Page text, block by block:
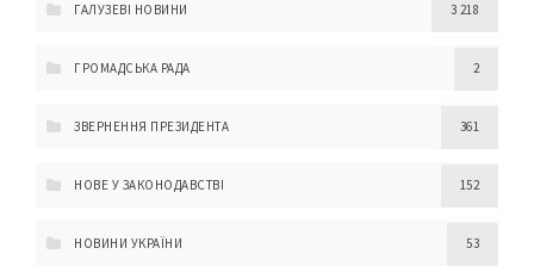
ГАЛУЗЕВІ НОВИНИ 3 218
ГРОМАДСЬКА РАДА 2
ЗВЕРНЕННЯ ПРЕЗИДЕНТА 361
НОВЕ У ЗАКОНОДАВСТВІ 152
НОВИНИ УКРАЇНИ 53